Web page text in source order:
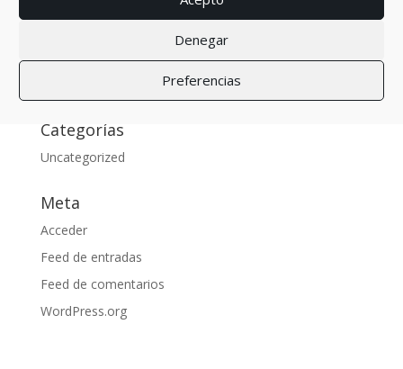
Denegar
Preferencias
Comentarios recientes
Archivos
Categorías
Uncategorized
Meta
Acceder
Feed de entradas
Feed de comentarios
WordPress.org